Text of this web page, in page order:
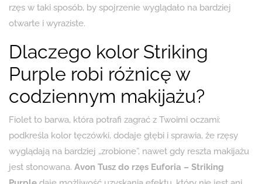
rzęs w taki sposób, by spojrzenie wyglądało na bardziej
otwarte i wyraziste.
Dlaczego kolor Striking
Purple robi różnicę w
codziennym makijażu?
Fiolet to barwa, która potrafi zagrać z Twoimi oczami:
podkreśla kolor tęczówki, dodaje głębi i sprawia, że rzęsy
wyglądają na bardziej „zrobione”, nawet gdy reszta makijażu
jest stonowana. Avon Tusz do rzęs Euforia – Striking